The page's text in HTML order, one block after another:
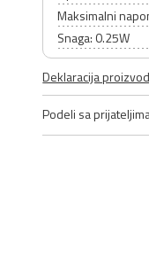
Maksimalni
Snaga: 0.25W
Deklaracija
Podeli sa